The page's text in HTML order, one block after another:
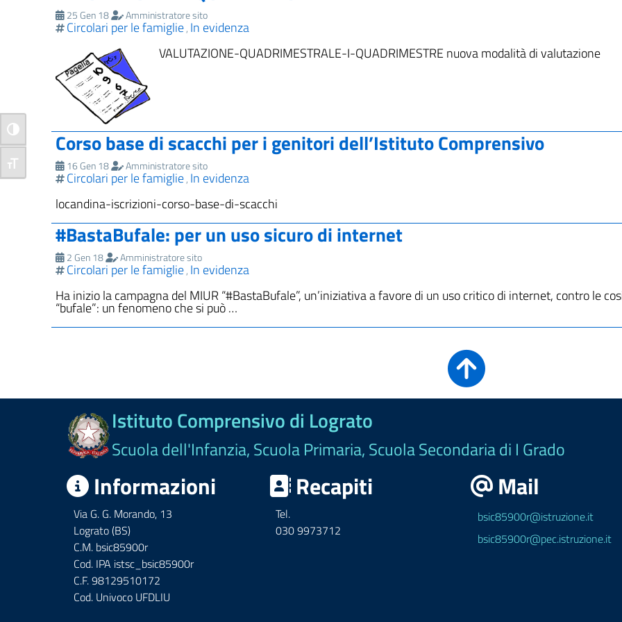
Attiva/disattiva alto contrasto
Attiva/disattiva dimensione testo
25 Gen 18 Amministratore sito
Circolari per le famiglie, In evidenza
VALUTAZIONE-QUADRIMESTRALE-I-QUADRIMESTRE nuova modalità di valutazione
Corso base di scacchi per i genitori dell’Istituto Comprensivo
16 Gen 18 Amministratore sito
Circolari per le famiglie, In evidenza
locandina-iscrizioni-corso-base-di-scacchi
#BastaBufale: per un uso sicuro di internet
2 Gen 18 Amministratore sito
Circolari per le famiglie, In evidenza
Ha inizio la campagna del MIUR “#BastaBufale”, un’iniziativa a favore di un uso critico di internet, contro le
“bufale”: un fenomeno che si può …
Istituto Comprensivo di Lograto
Scuola dell'Infanzia, Scuola Primaria, Scuola Secondaria di I Grado
Informazioni
Via G. G. Morando, 13
Lograto (BS)
C.M. bsic85900r
Cod. IPA istsc_bsic85900r
C.F. 98129510172
Cod. Univoco UFDLIU
Recapiti
Tel.
030 9973712
Mail
bsic85900r@istruzione.it
bsic85900r@pec.istruzione.it